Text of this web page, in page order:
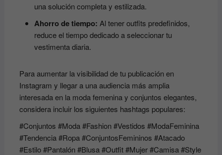
una solución completa y estilizada.
Ahorro de tiempo: Al tener outfits predefinidos,
reduce el tiempo dedicado a seleccionar tu
vestimenta diaria.
Para aumentar la visibilidad de tu publicación en
Instagram y llegar a una audiencia más amplia
interesada en la moda femenina y conjuntos elegantes,
considera incluir los siguientes hashtags populares:
#Conjuntos #Moda #Fashion #Vestidos #ModaFeminina
#Tendencia #Ropa #ConjuntosFemininos #Atacado
#Estilo #Pantalón #Blusa #Outfit #Mujer #Camisa #Style